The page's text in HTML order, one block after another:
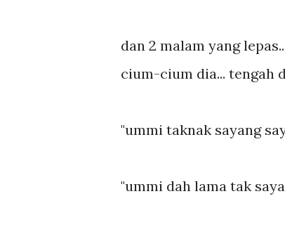
dan 2 malam yang
cium-cium dia... tengah
"ummi taknak sayang
"ummi dah lama tak